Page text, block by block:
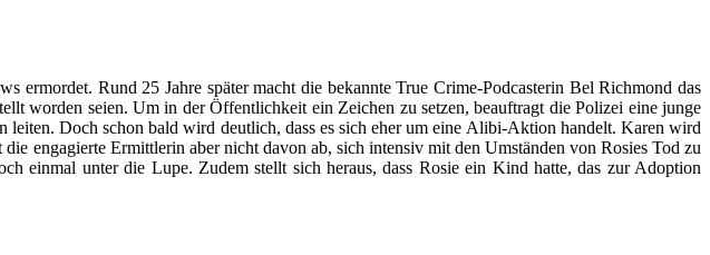
Rund 25 Jahre später macht die bekannte True Crime-Podcasterin Bel Richmond das
worden seien. Um in der Öffentlichkeit ein Zeichen zu setzen, beauftragt die Polizei eine junge
Doch schon bald wird deutlich, dass es sich eher um eine Alibi-Aktion handelt. Karen wird
engagierte Ermittlerin aber nicht davon ab, sich intensiv mit den Umständen von Rosies Tod zu
einmal unter die Lupe. Zudem stellt sich heraus, dass Rosie ein Kind hatte, das zur Adoption